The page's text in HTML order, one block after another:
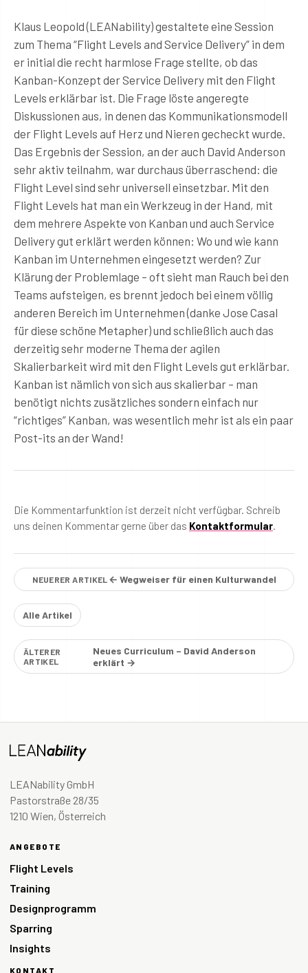
Klaus Leopold (LEANability) gestaltete eine Session
zum Thema “Flight Levels and Service Delivery” in dem
er initial die recht harmlose Frage stellte, ob das
Kanban-Konzept der Service Delivery mit den Flight
Levels erklärbar ist. Die Frage löste angeregte
Diskussionen aus, in denen das Kommunikationsmodell
der Flight Levels auf Herz und Nieren gecheckt wurde.
Das Ergebnis der Session, an der auch David Anderson
sehr aktiv teilnahm, war durchaus überraschend: die
Flight Level sind sehr universell einsetzbar. Mit den
Flight Levels hat man ein Werkzeug in der Hand, mit
dem mehrere Aspekte von Kanban und auch Service
Delivery gut erklärt werden können: Wo und wie kann
Kanban im Unternehmen eingesetzt werden? Zur
Klärung der Problemlage – oft sieht man Rauch bei den
Teams aufsteigen, es brennt jedoch bei einem völlig
anderen Bereich im Unternehmen (danke Jose Casal
für diese schöne Metapher) und schließlich auch das
derzeitig sehr moderne Thema der agilen
Skalierbarkeit wird mit den Flight Levels gut erklärbar.
Kanban ist nämlich von sich aus skalierbar – man
benötigt nichts zusätzliches sondern einfach nur
“richtiges” Kanban, was wesentlich mehr ist als ein paar
Post-its an der Wand!
Die Kommentarfunktion ist derzeit nicht verfügbar. Schreib
uns deinen Kommentar gerne über das Kontaktformular.
NEUERER ARTIKEL ← Wegweiser für einen Kulturwandel
Alle Artikel
ÄLTERER
ARTIKEL
Neues Curriculum – David Anderson
erklärt →
LEANability GmbH
Pastorstraße 28/35
1210 Wien, Österreich
ANGEBOTE
Flight Levels
Training
Designprogramm
Sparring
Insights
KONTAKT